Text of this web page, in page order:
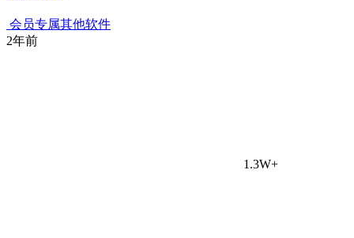
会员专属其他软件
2年前
1.3W+